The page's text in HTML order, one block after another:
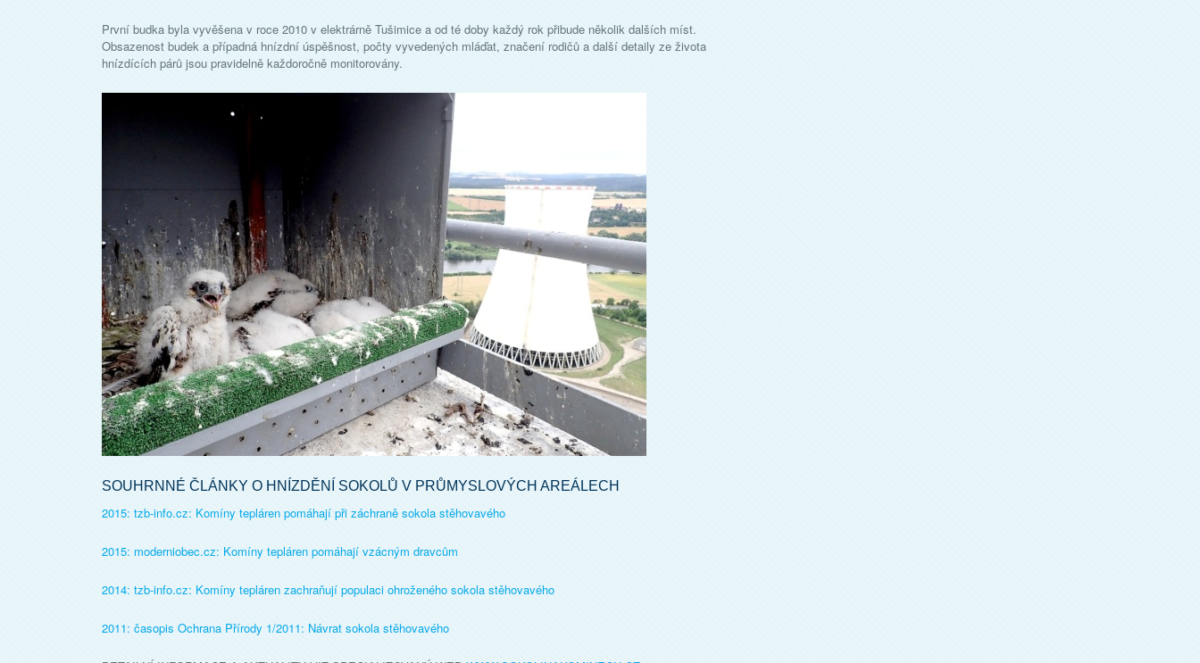
První budka byla vyvěšena v roce 2010 v elektrárně Tušimice a od té doby každý rok přibude několik dalších míst.
Obsazenost budek a případná hnízdní úspěšnost, počty vyvedených mláďat, značení rodičů a další detaily ze života
hnízdících párů jsou pravidelně každoročně monitorovány.
SOUHRNNÉ ČLÁNKY O HNÍZDĚNÍ SOKOLŮ V PRŮMYSLOVÝCH AREÁLECH
2015: tzb-info.cz: Komíny tepláren pomáhají při záchraně sokola stěhovavého
2015: moderniobec.cz: Komíny tepláren pomáhají vzácným dravcům
2014: tzb-info.cz: Komíny tepláren zachraňují populaci ohroženého sokola stěhovavého
2011: časopis Ochrana Přírody 1/2011: Návrat sokola stěhovavého